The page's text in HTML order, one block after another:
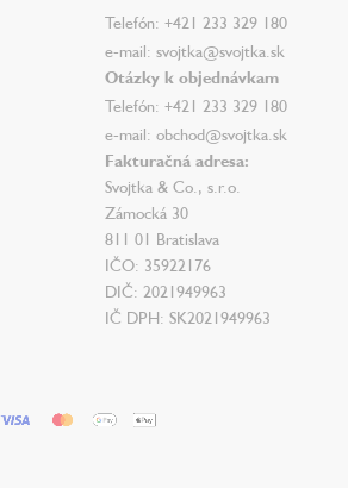
Telefón: +421 233 329 180
e-mail: svojtka@svojtka.sk
Otázky k objednávkam
Telefón: +421 233 329 180
e-mail: obchod@svojtka.sk
Fakturačná adresa:
Svojtka & Co., s.r.o.
Zámocká 30
811 01 Bratislava
IČO: 35922176
DIČ: 2021949963
IČ DPH: SK2021949963